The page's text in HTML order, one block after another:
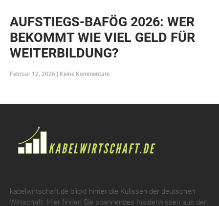
AUFSTIEGS-BAFÖG 2026: WER
BEKOMMT WIE VIEL GELD FÜR
WEITERBILDUNG?
Februar 12, 2026 Keine Kommentare
kabelwirtschaft.de blickt hinter die Kulissen der deutschen
Wirtschaft. Hier finden Sie spannendes Insiderwissen aus den